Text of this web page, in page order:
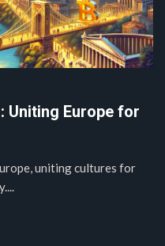
Uniting Europe for
uniting cultures for